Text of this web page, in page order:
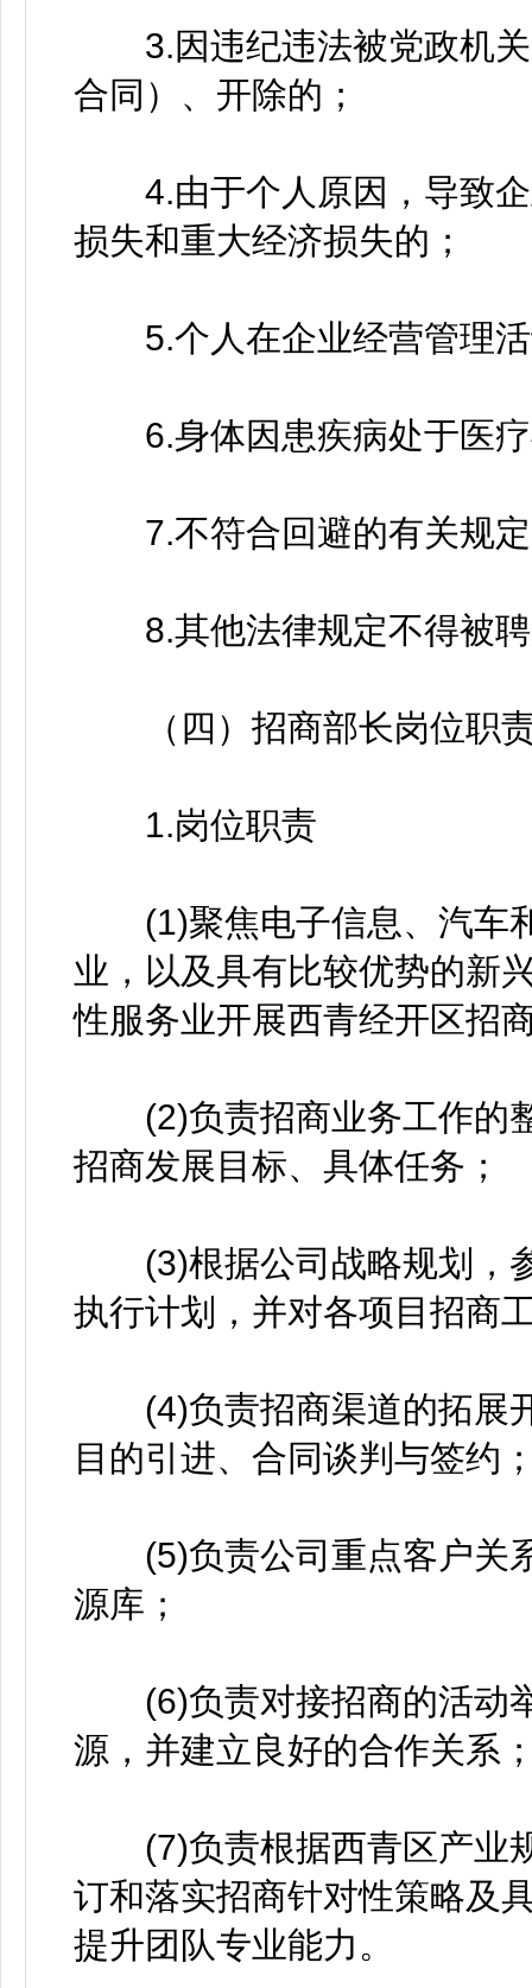
3.因违纪违法被党政机关
合同）、开除的；
4.由于个人原因，导致企
损失和重大经济损失的；
5.个人在企业经营管理活
6.身体因患疾病处于医疗
7.不符合回避的有关规定
8.其他法律规定不得被聘
（四）招商部长岗位职
1.岗位职责
(1)聚焦电子信息、汽车
业，以及具有比较优势的新
性服务业开展西青经开区招
(2)负责招商业务工作的
招商发展目标、具体任务；
(3)根据公司战略规划，
执行计划，并对各项目招商
(4)负责招商渠道的拓展
目的引进、合同谈判与签约
(5)负责公司重点客户关
源库；
(6)负责对接招商的活动
源，并建立良好的合作关系
(7)负责根据西青区产业
订和落实招商针对性策略及
提升团队专业能力。